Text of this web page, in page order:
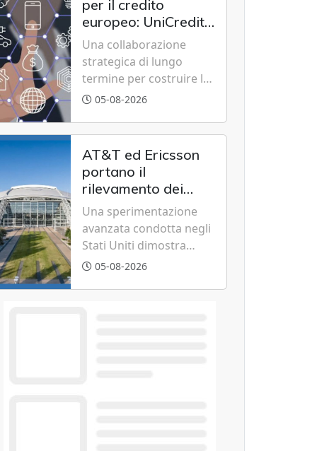
bolletta, offrendo
un'alternativa ideale
soprattutto per chi vive
in appartamento nei
centri urbani.
per il credito
europeo: UniCredit,
Accenture e IBM
scommettono
sull'innovazione
tecnologica
Una collaborazione
strategica di lungo
termine per costruire la
piattaforma bancaria di
intelligenza artificiale.
05-08-2026
AT&T ed Ericsson
portano il
rilevamento dei
droni sulle reti 5G in
vista del futuro 6G
Una sperimentazione
avanzata condotta negli
Stati Uniti dimostra
come le torri cellulari
05-08-2026